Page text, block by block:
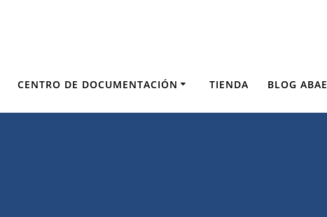
CENTRO DE DOCUMENTACIÓN TIENDA BLOG ABAE